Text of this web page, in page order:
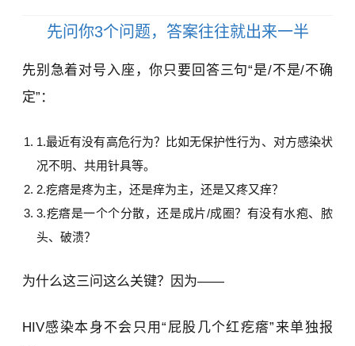
先问你3个问题，答案往往就出来一半
先别急着对号入座，你只要回答三句“是/不是/不确
定”：
最近有没有高危行为？比如无保护性行为、对方感染状
况不明、共用针具等。
疙瘩是疼为主，还是痒为主，还是又疼又痒？
疙瘩是一个个分散，还是成片/成圈？有没有水疱、脓
头、破溃？
为什么这三问这么关键？因为——
HIV感染本身不会只用“屁股几个红疙瘩”来单独报